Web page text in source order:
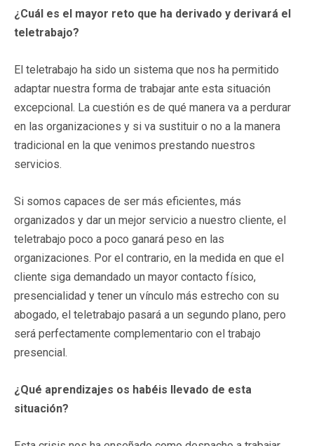
¿Cuál es el mayor reto que ha derivado y derivará el
teletrabajo?
El teletrabajo ha sido un sistema que nos ha permitido
adaptar nuestra forma de trabajar ante esta situación
excepcional. La cuestión es de qué manera va a perdurar
en las organizaciones y si va sustituir o no a la manera
tradicional en la que venimos prestando nuestros
servicios.
Si somos capaces de ser más eficientes, más
organizados y dar un mejor servicio a nuestro cliente, el
teletrabajo poco a poco ganará peso en las
organizaciones. Por el contrario, en la medida en que el
cliente siga demandado un mayor contacto físico,
presencialidad y tener un vínculo más estrecho con su
abogado, el teletrabajo pasará a un segundo plano, pero
será perfectamente complementario con el trabajo
presencial.
¿Qué aprendizajes os habéis llevado de esta
situación?